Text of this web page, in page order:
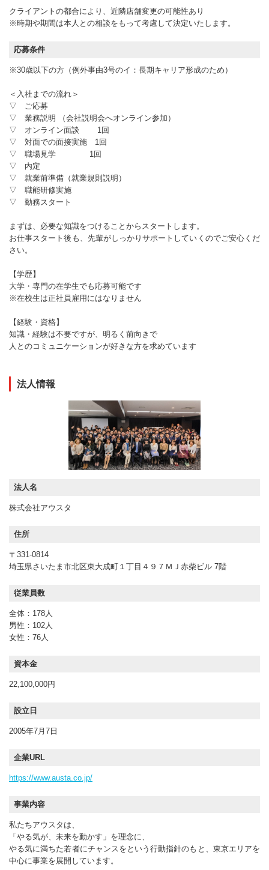
クライアントの都合により、近隣店舗変更の可能性あり
※時期や期間は本人との相談をもって考慮して決定いたします。
応募条件
※30歳以下の方（例外事由3号のイ：長期キャリア形成のため）
＜入社までの流れ＞
▽ ご応募
▽ 業務説明 （会社説明会へオンライン参加）
▽ オンライン面談 1回
▽ 対面での面接実施 1回
▽ 職場見学 1回
▽ 内定
▽ 就業前準備（就業規則説明）
▽ 職能研修実施
▽ 勤務スタート
まずは、必要な知識をつけることからスタートします。
お仕事スタート後も、先輩がしっかりサポートしていくのでご安心くだ
さい。
【学歴】
大学・専門の在学生でも応募可能です
※在校生は正社員雇用にはなりません
【経験・資格】
知識・経験は不要ですが、明るく前向きで
人とのコミュニケーションが好きな方を求めています
法人情報
法人名
株式会社アウスタ
住所
〒331-0814
埼玉県さいたま市北区東大成町１丁目４９７ＭＪ赤柴ビル 7階
従業員数
全体：178人
男性：102人
女性：76人
資本金
22,100,000円
設立日
2005年7月7日
企業URL
https://www.austa.co.jp/
事業内容
私たちアウスタは、
「やる気が、未来を動かす」を理念に、
やる気に満ちた若者にチャンスをという行動指針のもと、東京エリアを
中心に事業を展開しています。